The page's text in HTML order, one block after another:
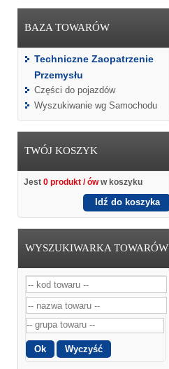
BAZA TOWARÓW
Techniczne Zaopatrzenie
Przemysłu
Części do pojazdów
Wyszukiwanie wg Samochodu
TWÓJ KOSZYK
Jest 0 produkt / óww koszyku
Idź do koszyka
WYSZUKIWARKA TOWARÓW